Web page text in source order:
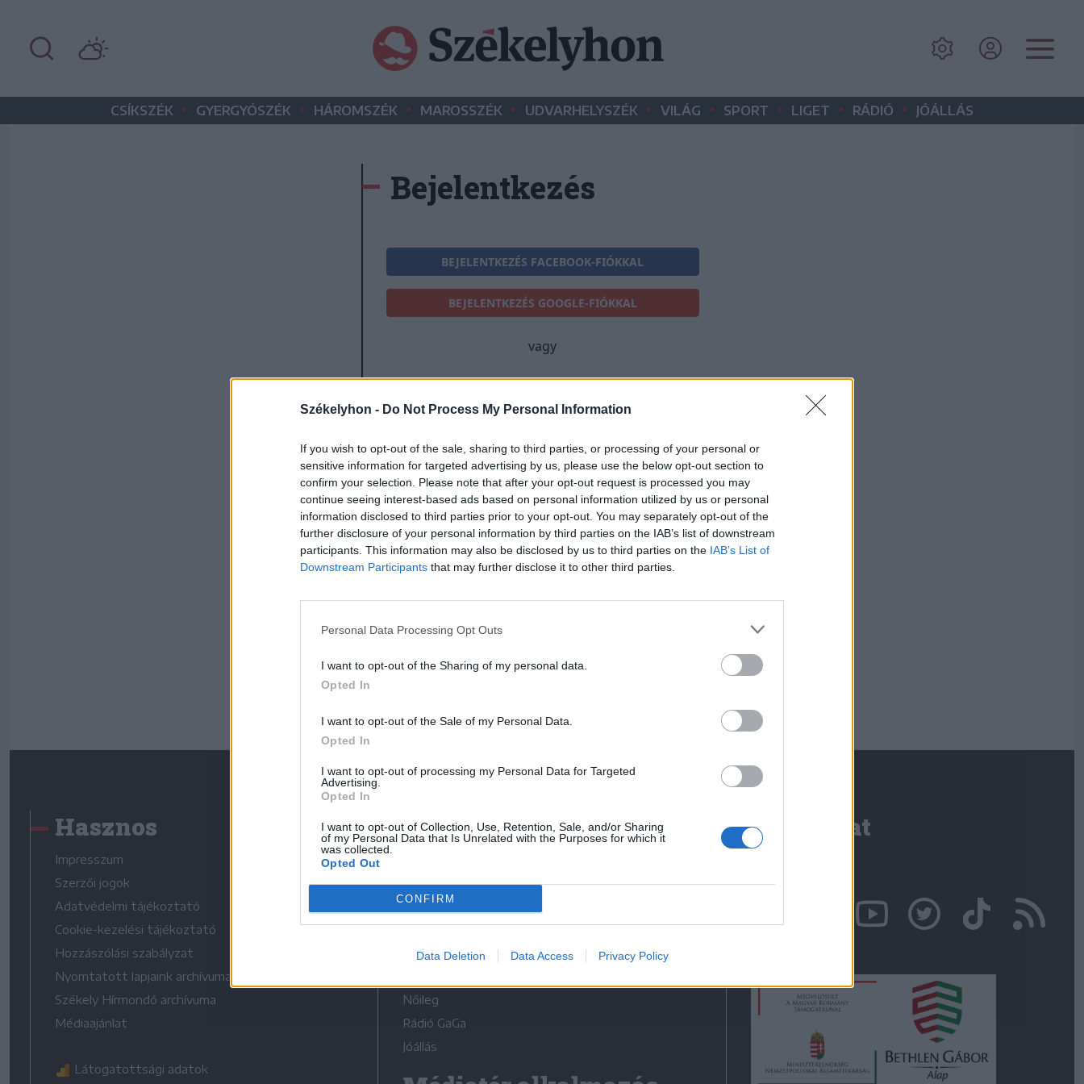
Székelyhon - Do Not Process My Personal Information
If you wish to opt-out of the sale, sharing to third parties, or processing of your personal or
sensitive information for targeted advertising by us, please use the below opt-out section to
confirm your selection. Please note that after your opt-out request is processed you may
continue seeing interest-based ads based on personal information utilized by us or personal
information disclosed to third parties prior to your opt-out. You may separately opt-out of the
further disclosure of your personal information by third parties on the IAB’s list of downstream
participants. This information may also be disclosed by us to third parties on the IAB’s List of
Downstream Participants that may further disclose it to other third parties.
Personal Data Processing Opt Outs
I want to opt-out of the Sharing of my personal data.
Opted In
I want to opt-out of the Sale of my Personal Data.
Opted In
I want to opt-out of processing my Personal Data for Targeted
Advertising.
Opted In
I want to opt-out of Collection, Use, Retention, Sale, and/or Sharing
of my Personal Data that Is Unrelated with the Purposes for which it
was collected.
Opted Out
CONFIRM
Data Deletion Data Access Privacy Policy
CSÍKSZÉK • GYERGYÓSZÉK • HÁROMSZÉK • MAROSSZÉK • UDVARHELYSZÉK • VILÁG • SPORT • LIGET • RÁDIÓ • JÓÁLLÁS
Bejelentkezés
BEJELENTKEZÉS FACEBOOK-FIÓKKAL
BEJELENTKEZÉS GOOGLE-FIÓKKAL
vagy
E-mail-cím
Jelszó
Elfelejtette a jelszavát?
BEJELENTKEZÉS
Hasznos
Impresszum
Szerzői jogok
Adatvédelmi tájékoztató
Cookie-kezelési tájékoztató
Hozzászólási szabályzat
Nyomtatott lapjaink archívuma
Székely Hírmondó archívuma
Médiaajánlat
Látogatottsági adatok
Médiatér
Liget
Krónika
Bihari Napló
Erdélyi Napló
Nőileg
Rádió GaGa
Jóállás
Kapcsolat